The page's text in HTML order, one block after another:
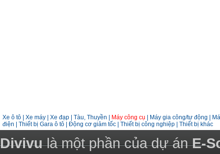
Xe ô tô Xe máy Xe đạp Tàu, Thuyền Máy công cụ Máy gia công/tự động
điện
Thiết bị Gara ô tô Động cơ giảm tốc Thiết bị công nghiệp Thiết bị khác
Divivulà một phần của dự ánE-